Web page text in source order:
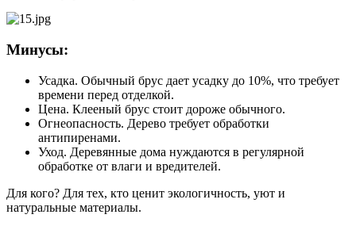
Минусы:
Усадка. Обычный брус дает усадку до 10%, что требует
времени перед отделкой.
Цена. Клееный брус стоит дороже обычного.
Огнеопасность. Дерево требует обработки
антипиренами.
Уход. Деревянные дома нуждаются в регулярной
обработке от влаги и вредителей.
Для кого? Для тех, кто ценит экологичность, уют и
натуральные материалы.